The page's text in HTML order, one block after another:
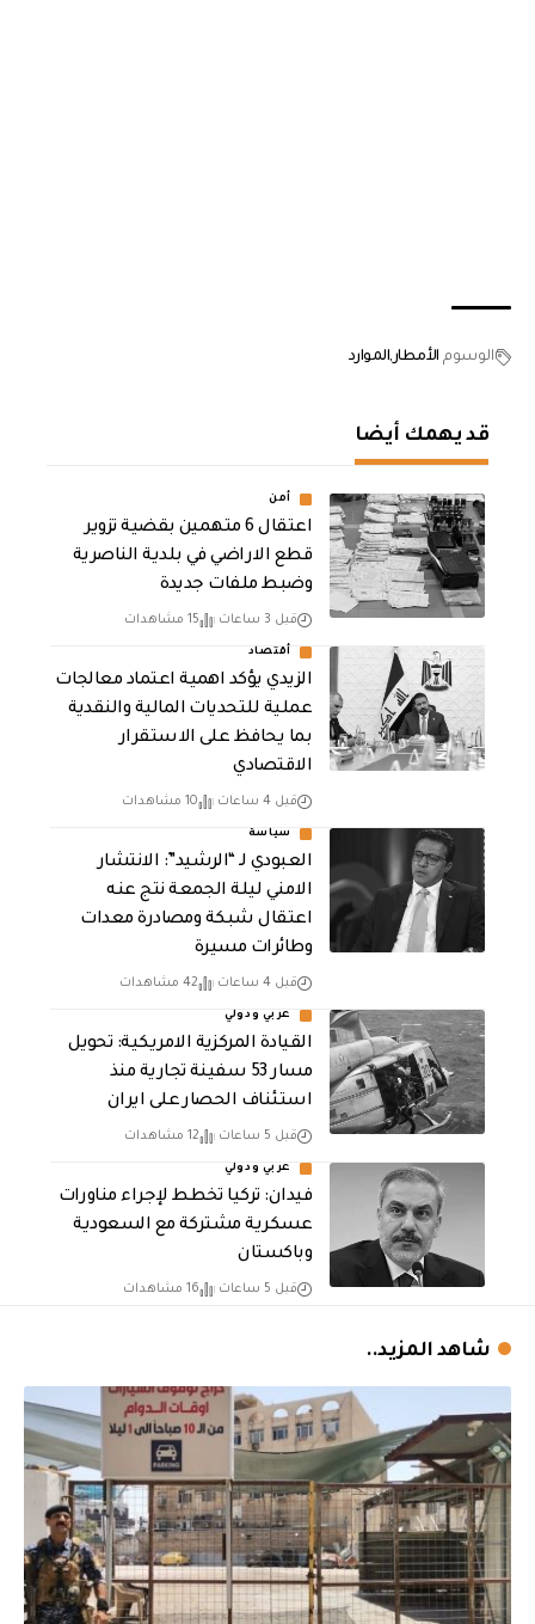
الوسوم الأمطارالموارد
قد يهمك أيضا
أمن
اعتقال 6 متهمين بقضية تزوير
قطع الاراضي في بلدية الناصرية
وضبط ملفات جديدة
قبل 3 ساعات 15 مشاهدات
أقتصاد
الزيدي يؤكد اهمية اعتماد معالجات
عملية للتحديات المالية والنقدية
بما يحافظ على الاستقرار
الاقتصادي
قبل 4 ساعات 10 مشاهدات
سياسة
العبودي لـ “الرشيد”: الانتشار
الامني ليلة الجمعة نتج عنه
اعتقال شبكة ومصادرة معدات
وطائرات مسيرة
قبل 4 ساعات 42 مشاهدات
عربي ودولي
القيادة المركزية الامريكية: تحويل
مسار 53 سفينة تجارية منذ
استئناف الحصار على ايران
قبل 5 ساعات 12 مشاهدات
عربي ودولي
فيدان: تركيا تخطط لإجراء مناورات
عسكرية مشتركة مع السعودية
وباكستان
قبل 5 ساعات 16 مشاهدات
شاهد المزيد..